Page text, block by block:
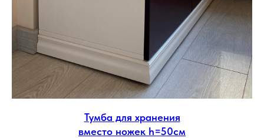
Тумба для хранения
вместо ножек h=50см